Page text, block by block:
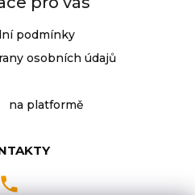
podmínky
osobních údajů
na platformě